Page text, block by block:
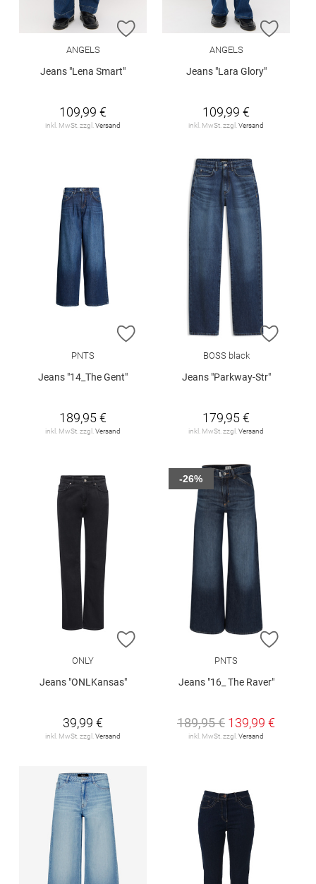
ZUR WUNSCHLISTE HINZUFÜGEN
ANGELS
Jeans "Lena Smart"
109,99 €
inkl. MwSt. zzgl. Versand
ZUR
ANGELS
Jeans "Lara Glory"
109,99 €
inkl. MwSt. zzgl. Versand
ZUR WUNSCHLISTE HINZUFÜGEN
PNTS
Jeans "14_The Gent"
189,95 €
inkl. MwSt. zzgl. Versand
ZUR
BOSS black
Jeans "Parkway-Str"
179,95 €
inkl. MwSt. zzgl. Versand
ZUR WUNSCHLISTE HINZUFÜGEN
ONLY
Jeans "ONLKansas"
39,99 €
inkl. MwSt. zzgl.Versand
ZUR
PNTS
Jeans "16_ The Raver"
189,95 € 139,99 €
inkl. MwSt. zzgl.Versand
-26%